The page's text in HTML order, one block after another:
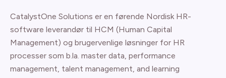
CatalystOne Solutions er en førende Nordisk HR-
software leverandør til HCM (Human Capital
Management) og brugervenlige løsninger for HR
processer som b.la. master data, performance
management, talent management, and learning